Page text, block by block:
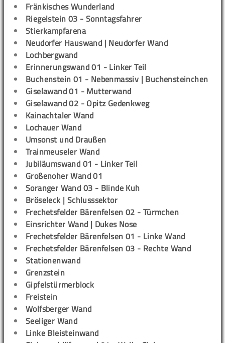
Fränkisches Wunderland
Riegelstein 03 - Sonntagsfahrer
Stierkampfarena
Neudorfer Hauswand | Neudorfer Wand
Lochbergwand
Erinnerungswand 01 - Linker Teil
Buchenstein 01 - Nebenmassiv | Buchensteinchen
Giselawand 01 - Mutterwand
Giselawand 02 - Opitz Gedenkweg
Kainachtaler Wand
Lochauer Wand
Umsonst und Draußen
Trainmeuseler Wand
Jubiläumswand 01 - Linker Teil
Großenoher Wand 01
Soranger Wand 03 - Blinde Kuh
Bröseleck | Schlusssektor
Frechetsfelder Bärenfelsen 02 - Türmchen
Einsrichter Wand | Dukes Nose
Frechetsfelder Bärenfelsen 01 - Linke Wand
Frechetsfelder Bärenfelsen 03 - Rechte Wand
Stationenwand
Grenzstein
Gipfelstürmerblock
Freistein
Wolfsberger Wand
Seeliger Wand
Linke Bleisteinwand